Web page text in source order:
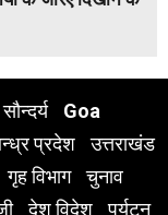
सौन्दर्य
Goa
प्रदेश
उत्तराखंड
गृह विभाग
चुनाव
देश विदेश पर्यटन